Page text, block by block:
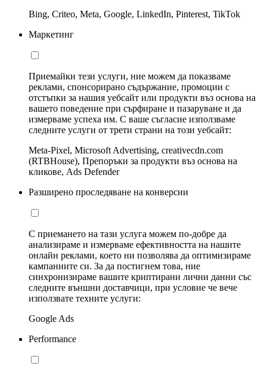
Bing, Criteo, Meta, Google, LinkedIn, Pinterest, TikTok
Маркетинг
Приемайки тези услуги, ние можем да показваме
реклами, спонсорирано съдържание, промоции с
отстъпки за нашия уебсайт или продукти въз основа на
вашето поведение при сърфиране и пазаруване и да
измерваме успеха им. С ваше съгласие използваме
следните услуги от трети страни на този уебсайт:
Meta-Pixel, Microsoft Advertising, creativecdn.com
(RTBHouse), Препоръки за продукти въз основа на
кликове, Ads Defender
Разширено проследяване на конверсии
С приемането на тази услуга можем по-добре да
анализираме и измерваме ефективността на нашите
онлайн реклами, което ни позволява да оптимизираме
кампаниите си. За да постигнем това, ние
синхронизираме вашите криптирани лични данни със
следните външни доставчици, при условие че вече
използвате техните услуги:
Google Ads
Performance